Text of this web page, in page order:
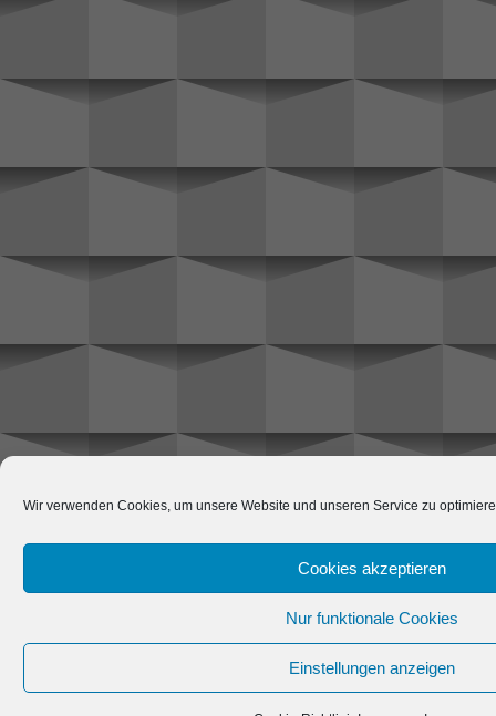
Wir verwenden Cookies, um unsere Website und unseren Service zu
Cookies akzeptieren
Nur funktionale Cookies
Einstellungen anzeigen